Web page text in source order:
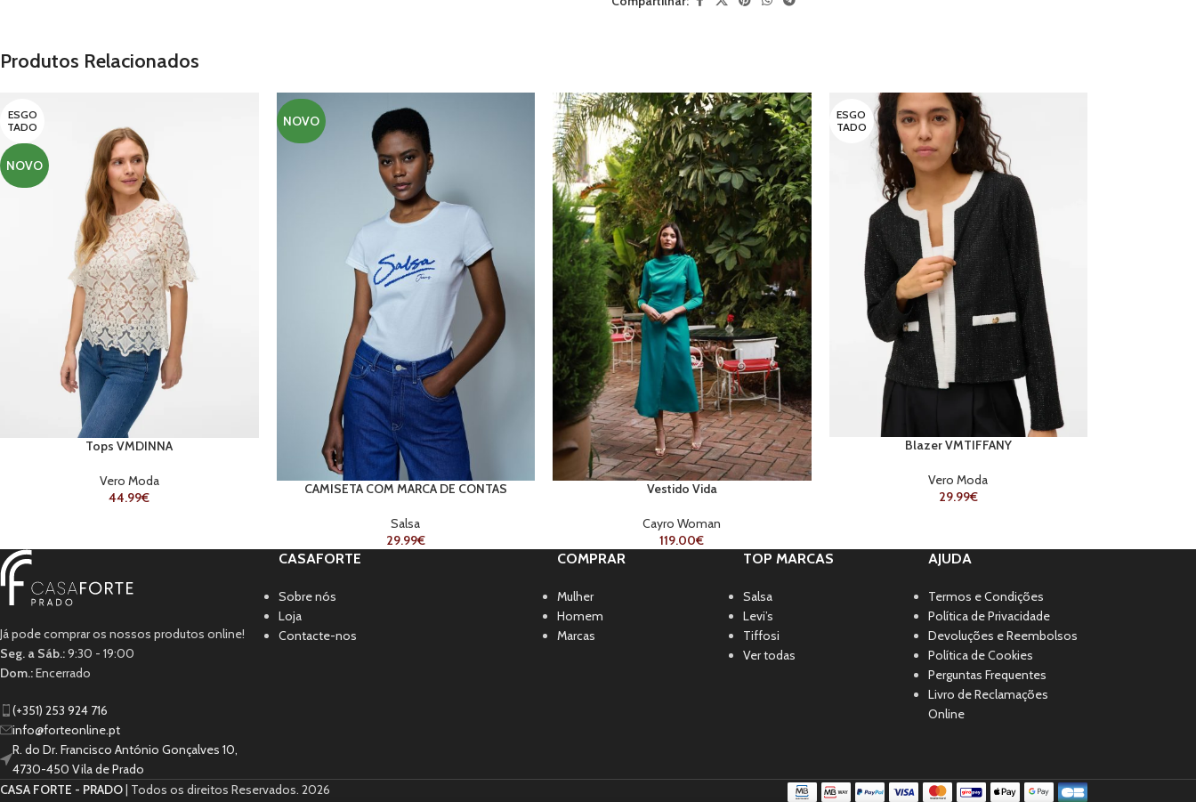
Produtos Relacionados
ESGO
TADO
NOVO
Tops VMDINNA
Vero Moda
44.99€
NOVO
CAMISETA COM MARCA DE CONTAS
Salsa
29.99€
Vestido Vida
Cayro Woman
119.00€
ESGO
TADO
Blazer VMTIFFANY
Vero Moda
29.99€
Já pode comprar os nossos produtos online!
Seg. a Sáb.:9:30 - 19:00
Dom.:Encerrado
(+351) 253 924 716
info@forteonline.pt
R. do Dr. Francisco António Gonçalves 10,
4730-450 Vila de Prado
CASAFORTE
Sobre nós
Loja
Contacte-nos
COMPRAR
Mulher
Homem
Marcas
TOP MARCAS
Salsa
Levi’s
Tiffosi
Ver todas
AJUDA
Termos e Condições
Política de Privacidade
Devoluções e Reembolsos
Política de Cookies
Perguntas Frequentes
Livro de Reclamações
Online
CASA FORTE - PRADO | Todos os direitos Reservados. 2026